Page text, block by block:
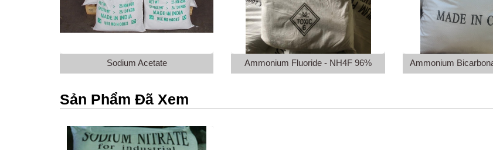
Sodium Acetate Ammonium Fluoride - NH4F 96%
Ammonium
Sản Phẩm Đã Xem